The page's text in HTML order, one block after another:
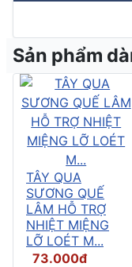
Sản phẩm
TÂY QUA
SƯƠNG QUẾ
LÂM HỖ TRỢ
NHIỆT MIỆNG
LỠ LOÉT M...
73.000đ